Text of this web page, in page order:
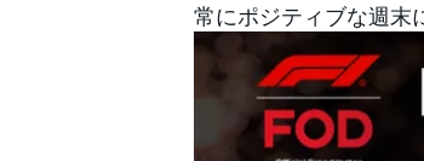
常にポジティブな週末